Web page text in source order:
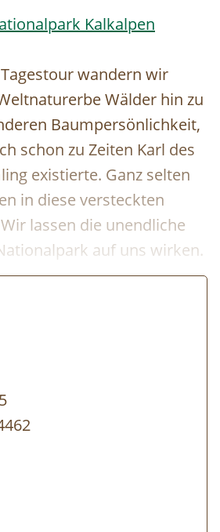
Kalkalpen
wandern wir
Wälder hin zu
Baumpersönlichkeit,
schon zu Zeiten Karl des
existierte. Ganz selten
in diese versteckten
lassen die unendliche
auf uns wirken.